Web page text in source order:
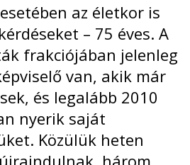
esetében az életkor is
– 75 éves. A
frakciójában jelenleg
van, akik már
és legalább 2010
nyerik saját
Közülük heten
három